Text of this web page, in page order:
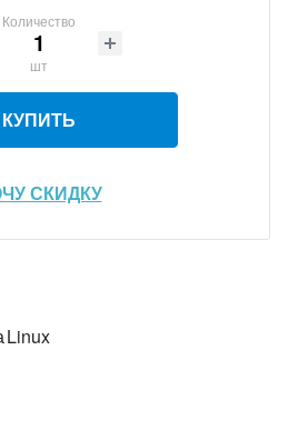
Количество
шт
КУПИТЬ
СКИДКУ
Linux